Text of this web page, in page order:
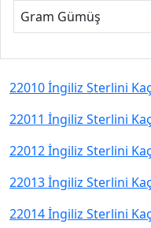
Gram Gümüş
22010 İngiliz Sterlini
22011 İngiliz Sterlini
22012 İngiliz Sterlini
22013 İngiliz Sterlini
22014 İngiliz Sterlini